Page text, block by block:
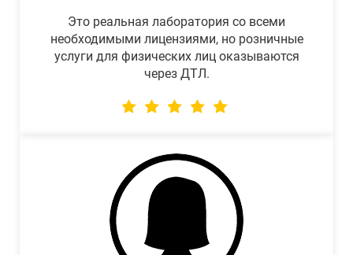
Это реальная лаборатория со всеми
необходимыми лицензиями, но розничные
услуги для физических лиц оказываются
через ДТЛ.